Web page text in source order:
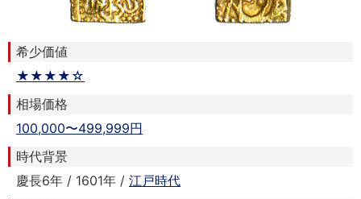
希少価値
★★★★☆
相場価格
100,000〜499,999円
時代背景
慶長6年 / 1601年 / 江戸時代